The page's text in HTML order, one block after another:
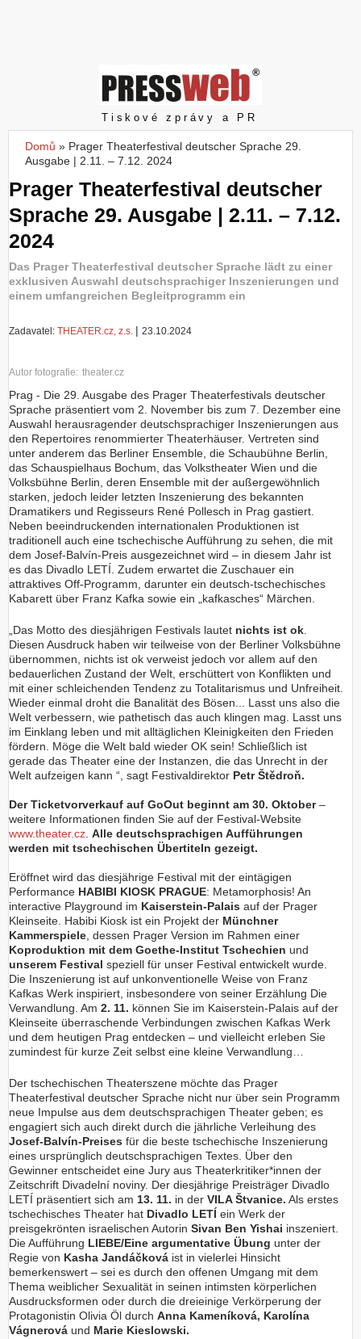
č
Pressweb
Tiskové zprávy a PR
Jste zde
Domů » Prager Theaterfestival deutscher Sprache 29.
Ausgabe | 2.11. – 7.12. 2024
Prager Theaterfestival deutscher
Sprache 29. Ausgabe | 2.11. – 7.12.
2024
Das Prager Theaterfestival deutscher Sprache lädt zu einer
exklusiven Auswahl deutschsprachiger Inszenierungen und
einem umfangreichen Begleitprogramm ein
Zadavatel: THEATER.cz, z.s. | 23.10.2024
Autor fotografie: theater.cz
Prag - Die 29. Ausgabe des Prager Theaterfestivals deutscher
Sprache präsentiert vom 2. November bis zum 7. Dezember eine
Auswahl herausragender deutschsprachiger Inszenierungen aus
den Repertoires renommierter Theaterhäuser. Vertreten sind
unter anderem das Berliner Ensemble, die Schaubühne Berlin,
das Schauspielhaus Bochum, das Volkstheater Wien und die
Volksbühne Berlin, deren Ensemble mit der außergewöhnlich
starken, jedoch leider letzten Inszenierung des bekannten
Dramatikers und Regisseurs René Pollesch in Prag gastiert.
Neben beeindruckenden internationalen Produktionen ist
traditionell auch eine tschechische Aufführung zu sehen, die mit
dem Josef-Balvín-Preis ausgezeichnet wird – in diesem Jahr ist
es das Divadlo LETÍ. Zudem erwartet die Zuschauer ein
attraktives Off-Programm, darunter ein deutsch-tschechisches
Kabarett über Franz Kafka sowie ein „kafkasches“ Märchen.
„Das Motto des diesjährigen Festivals lautet nichts ist ok
Diesen Ausdruck haben wir teilweise von der Berliner Volksbühne
übernommen, nichts ist ok verweist jedoch vor allem auf den
bedauerlichen Zustand der Welt, erschüttert von Konflikten und
mit einer schleichenden Tendenz zu Totalitarismus und Unfreiheit.
Wieder einmal droht die Banalität des Bösen... Lasst uns also die
Welt verbessern, wie pathetisch das auch klingen mag. Lasst uns
im Einklang leben und mit alltäglichen Kleinigkeiten den Frieden
fördern. Möge die Welt bald wieder OK sein! Schließlich ist
gerade das Theater eine der Instanzen, die das Unrecht in der
Welt aufzeigen kann “, sagt Festivaldirektor Petr Štědroň.
Der Ticketvorverkauf auf GoOut beginnt am 30. Oktober–
weitere Informationen finden Sie auf der Festival-Website
www.theater.cz Alle deutschsprachigen Aufführungen
werden mit tschechischen Übertiteln gezeigt.
Eröffnet wird das diesjährige Festival mit der eintägigen
Performance HABIBI KIOSK PRAGUE: Metamorphosis! An
interactive Playground im Kaiserstein-Palais auf der Prager
Kleinseite. Habibi Kiosk ist ein Projekt der Münchner
Kammerspiele , dessen Prager Version im Rahmen einer
Koproduktion mit dem Goethe-Institut Tschechien und
unserem Festival speziell für unser Festival entwickelt wurde.
Die Inszenierung ist auf unkonventionelle Weise von Franz
Kafkas Werk inspiriert, insbesondere von seiner Erzählung Die
Verwandlung. Am 2. 11. können Sie im Kaiserstein-Palais auf der
Kleinseite überraschende Verbindungen zwischen Kafkas Werk
und dem heutigen Prag entdecken – und vielleicht erleben Sie
zumindest für kurze Zeit selbst eine kleine Verwandlung…
Der tschechischen Theaterszene möchte das Prager
Theaterfestival deutscher Sprache nicht nur über sein Programm
neue Impulse aus dem deutschsprachigen Theater geben; es
engagiert sich auch direkt durch die jährliche Verleihung des
Josef-Balvín-Preises für die beste tschechische Inszenierung
eines ursprünglich deutschsprachigen Textes. Über den
Gewinner entscheidet eine Jury aus Theaterkritiker*innen der
Zeitschrift Divadelní noviny. Der diesjährige Preisträger Divadlo
LETÍ präsentiert sich am 13. 11. in der VILA Štvanice. Als erstes
tschechisches Theater hat Divadlo LETÍ ein Werk der
preisgekrönten israelischen Autorin Sivan Ben Yishai inszeniert.
Die Aufführung LIEBE/Eine argumentative Übung unter der
Regie von Kasha Jandáčková ist in vielerlei Hinsicht
bemerkenswert – sei es durch den offenen Umgang mit dem
Thema weiblicher Sexualität in seinen intimsten körperlichen
Ausdrucksformen oder durch die dreieinige Verkörperung der
Protagonistin Olivia Öl durch Anna Kameníková, Karolína
Vágnerová und Marie Kieslowski.